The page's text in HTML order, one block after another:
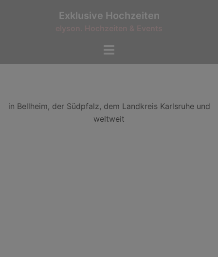
Exklusive Hochzeiten
Hochzeiten & Events
in Bellheim, der Südpfalz, dem Landkreis Karlsruhe und
weltweit